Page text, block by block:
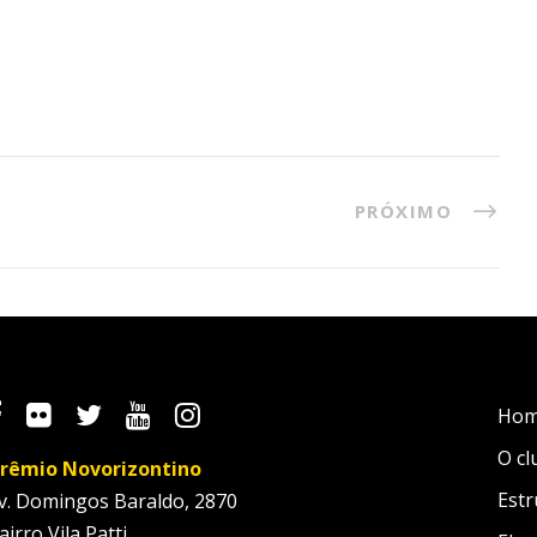
PRÓXIMO
Novorizontino
Domingos Baraldo, 2870
O